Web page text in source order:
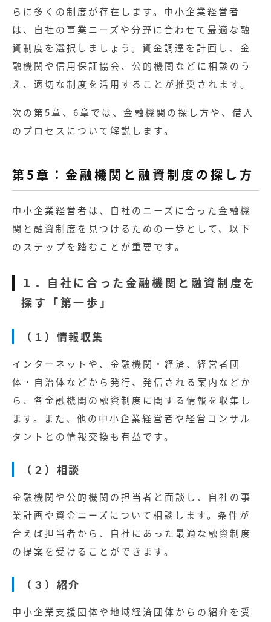
らに多くの制度が存在します。中小企業経営者
は、自社の事業ニーズや分野に合わせて最適な融
資制度を選択しましょう。資金調達を計画し、金
融機関や信用保証協会、公的機関などに相談のう
え、適切な制度を活用することが推奨されます。
次の第5章、6章では、金融機関の探し方や、借入
のプロセスについて解説します。
第5章：金融機関と融資制度の探し方
中小企業経営者は、自社のニーズに合った金融機
関と融資制度を見つけるための一歩として、以下
のステップを踏むことが重要です。
１．自社に合った金融機関と融資制度を
探す「第一歩」
（１）情報収集
インターネットや、金融機関・経済、経営者団
体・自治体などから発行、発信される案内などか
ら、各金融機関の融資制度に関する情報を収集し
ます。また、他の中小企業経営者や経営コンサル
タントとの情報交換も有益です。
（２）相談
金融機関や公的機関の担当者と面談し、自社の事
業計画や資金ニーズについて相談します。条件が
合えば担当者から、自社にあった最適な融資制度
の提案を受けることができます。
（３）紹介
中小企業支援団体や地域経済団体からの紹介を受